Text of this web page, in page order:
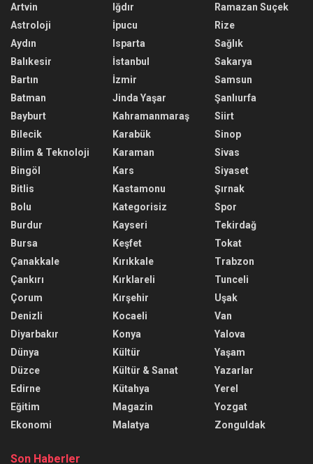
Artvin
Astroloji
Aydın
Balıkesir
Bartın
Batman
Bayburt
Bilecik
Bilim & Teknoloji
Bingöl
Bitlis
Bolu
Burdur
Bursa
Çanakkale
Çankırı
Çorum
Denizli
Diyarbakır
Dünya
Düzce
Edirne
Eğitim
Ekonomi
Iğdır
İpucu
Isparta
İstanbul
İzmir
Jinda Yaşar
Kahramanmaraş
Karabük
Karaman
Kars
Kastamonu
Kategorisiz
Kayseri
Keşfet
Kırıkkale
Kırklareli
Kırşehir
Kocaeli
Konya
Kültür
Kültür & Sanat
Kütahya
Magazin
Malatya
Ramazan Suçek
Rize
Sağlık
Sakarya
Samsun
Şanlıurfa
Siirt
Sinop
Sivas
Siyaset
Şırnak
Spor
Tekirdağ
Tokat
Trabzon
Tunceli
Uşak
Van
Yalova
Yaşam
Yazarlar
Yerel
Yozgat
Zonguldak
Son Haberler